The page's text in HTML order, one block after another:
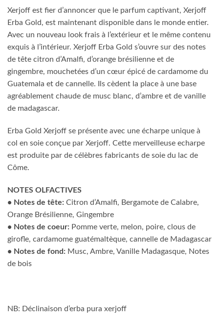
Xerjoff est fier d’annoncer que le parfum captivant, Xerjoff
Erba Gold, est maintenant disponible dans le monde entier.
Avec un nouveau look frais à l’extérieur et le même contenu
exquis à l’intérieur. Xerjoff Erba Gold s’ouvre sur des notes
de tête citron d’Amalfi, d’orange brésilienne et de
gingembre, mouchetées d’un cœur épicé de cardamome du
Guatemala et de cannelle. Ils cèdent la place à une base
agréablement chaude de musc blanc, d’ambre et de vanille
de madagascar.
Erba Gold Xerjoff se présente avec une écharpe unique à
col en soie conçue par Xerjoff. Cette merveilleuse echarpe
est produite par de célèbres fabricants de soie du lac de
Côme.
NOTES OLFACTIVES
• Notes de tête: Citron d’Amalfi, Bergamote de Calabre,
Orange Brésilienne, Gingembre
• Notes de coeur: Pomme verte, melon, poire, clous de
girofle, cardamome guatémaltèque, cannelle de Madagascar
• Notes de fond: Musc, Ambre, Vanille Madagasque, Notes
de bois
NB: Déclinaison d’erba pura xerjoff